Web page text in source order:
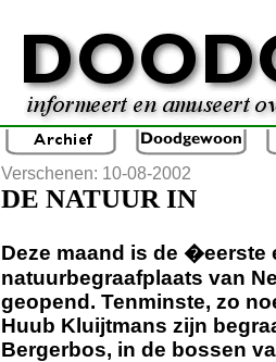
Verschenen: 10-08-2002
DE NATUUR IN
Deze maand is de �eerste
natuurbegraafplaats van
geopend. Tenminste, zo
Huub Kluijtmans zijn
Bergerbos, in de bossen